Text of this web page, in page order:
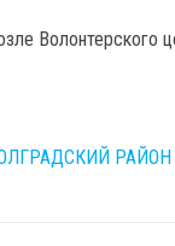
Волонтерского
РАЙОН